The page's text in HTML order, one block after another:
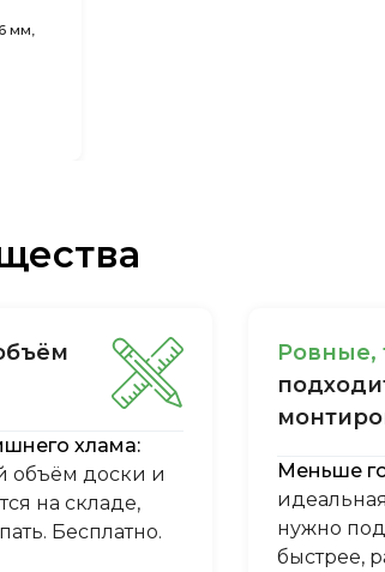
мм,
хлама:
объём доски и
на складе,
Бесплатно.
Ровные,
Меньше
нужно
быстрее,